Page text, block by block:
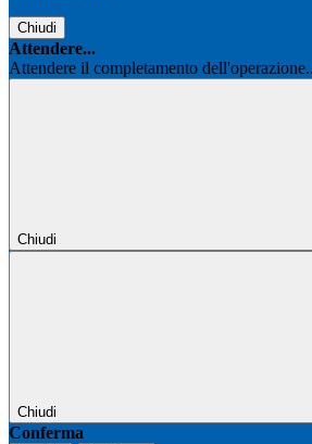
Chiudi
Attendere...
Attendere il completamento
Chiudi
Chiudi
Conferma